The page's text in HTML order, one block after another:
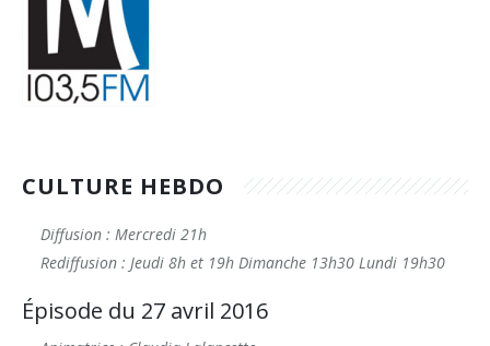
CULTURE HEBDO
Diffusion : Mercredi 21h
Rediffusion : Jeudi 8h et 19h Dimanche 13h30 Lundi 19h30
Épisode du 27 avril 2016